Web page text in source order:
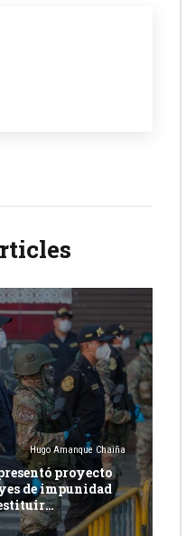
Hugo Amanque Chaiña
proyecto
de impunidad
ordinaria